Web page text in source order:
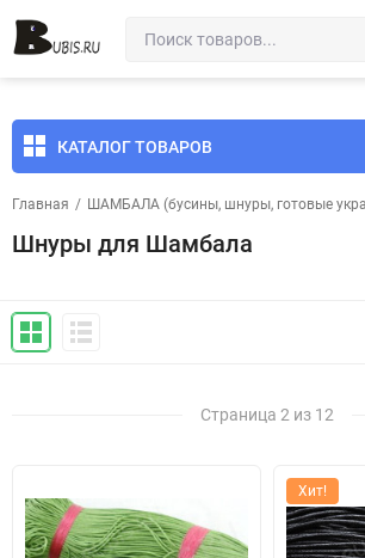
КАТАЛОГ ТОВАРОВ
Главная / ШАМБАЛА (бусины, шнуры, готовые
Шнуры для Шамбала
Страница 2 из 12
Хит!